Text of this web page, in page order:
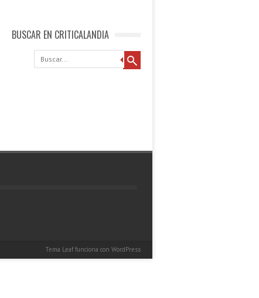
BUSCAR EN CRITICALANDIA
Buscar
Tema Leaffunciona con WordPress